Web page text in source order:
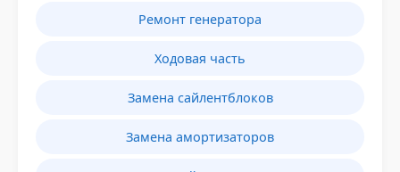
Ремонт генератора
Ходовая часть
Замена сайлентблоков
Замена амортизаторов